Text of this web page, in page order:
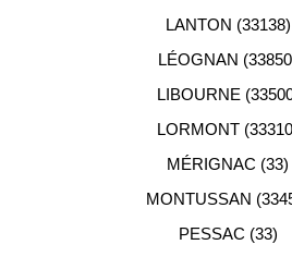
LANTON (33138)
LÉOGNAN
LIBOURNE
LORMONT
MÉRIGNAC (33)
MONTUSSAN
PESSAC (33)